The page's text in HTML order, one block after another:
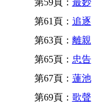
第61頁： 追逐
第63頁： 離親
第65頁： 忠告
第67頁： 蓮池
第69頁： 歌聲